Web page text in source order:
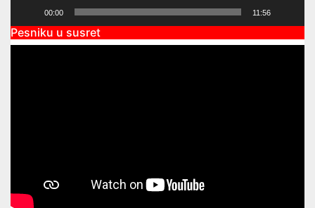
00:00 11:56
Pesniku u susret